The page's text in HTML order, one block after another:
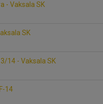
- Vaksala SK
SK
14 - Vaksala SK
14